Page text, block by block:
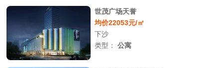
世茂广场天誉
均价22053元/㎡
下沙
类型：公寓